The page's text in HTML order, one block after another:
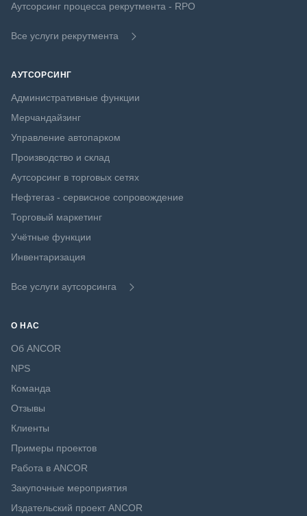
Аутсорсинг процесса рекрутмента - RPO
Все услуги рекрутмента
АУТСОРСИНГ
Административные функции
Мерчандайзинг
Управление автопарком
Производство и склад
Аутсорсинг в торговых сетях
Нефтегаз - сервисное сопровождение
Торговый маркетинг
Учётные функции
Инвентаризация
Все услуги аутсорсинга
О НАС
Об ANCOR
NPS
Команда
Отзывы
Клиенты
Примеры проектов
Работа в ANCOR
Закупочные мероприятия
Издательский проект ANCOR